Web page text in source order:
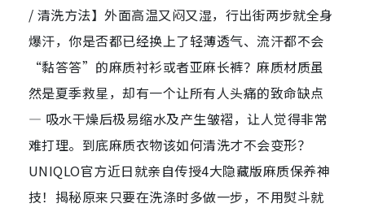
/ 清洗方法】外面高温又闷又湿，行出街两步就全身
爆汗，你是否都已经换上了轻薄透气、流汗都不会
“黏答答”的麻质衬衫或者亚麻长裤？麻质材质虽
然是夏季救星，却有一个让所有人头痛的致命缺点
— 吸水干燥后极易缩水及产生皱褶，让人觉得非常
难打理。到底麻质衣物该如何清洗才不会变形？
UNIQLO官方近日就亲自传授4大隐藏版麻质保养神
技！揭秘原来只要在洗涤时多做一步，不用熨斗就